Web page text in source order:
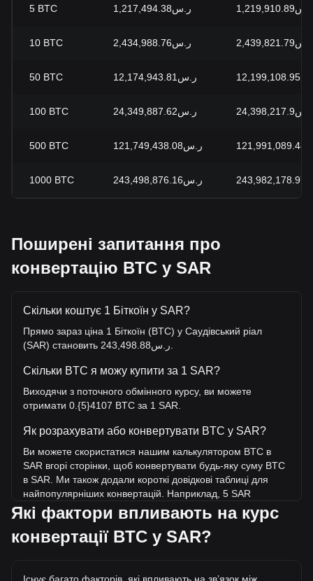
5 BTC ر.س1,217,494.38
10 BTC ر.س2,434,988.76
50 BTC ر.س12,174,943.81
100 BTC ر.س24,349,887.62
500 BTC ر.س121,749,438.08
1000 BTC ر.س243,498,876.16
Поширені запитання про
конвертацію BTC у SAR
Скільки коштує 1 Біткоїн у SAR?
Прямо зараз ціна 1 Біткоїн (BTC) у Саудівський ріал
Скільки BTC я можу купити за 1 SAR?
Виходячи з поточного обмінного курсу, ви можете
отримати 0.{5}4107 BTC за 1 SAR.
Як розрахувати або конвертувати BTC у SAR?
Ви можете скористатися нашим калькулятором BTC в
SAR вгорі сторінки, щоб конвертувати будь-яку суму BTC
в SAR. Ми також додали короткі довідкові таблиці для
найпопулярніших конвертацій. Наприклад, 5 SAR
еквівалентні 0.{4}2053 BTC, а 5 BTC коштуватимуть
близько 1,217,494.38SAR.
Яка найвища ціна BTC/SAR в історії?
Які фактори впливають на курс
конвертації BTC у SAR?